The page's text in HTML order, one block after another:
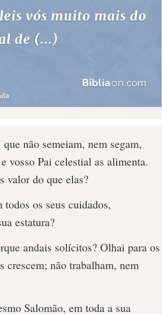
não semeiam, nem segam,
vosso Pai celestial as alimenta.
valor do que elas?
os seus cuidados,
estatura?
andais solícitos? Olhai para os
crescem; não trabalham, nem
Salomão, em toda a sua